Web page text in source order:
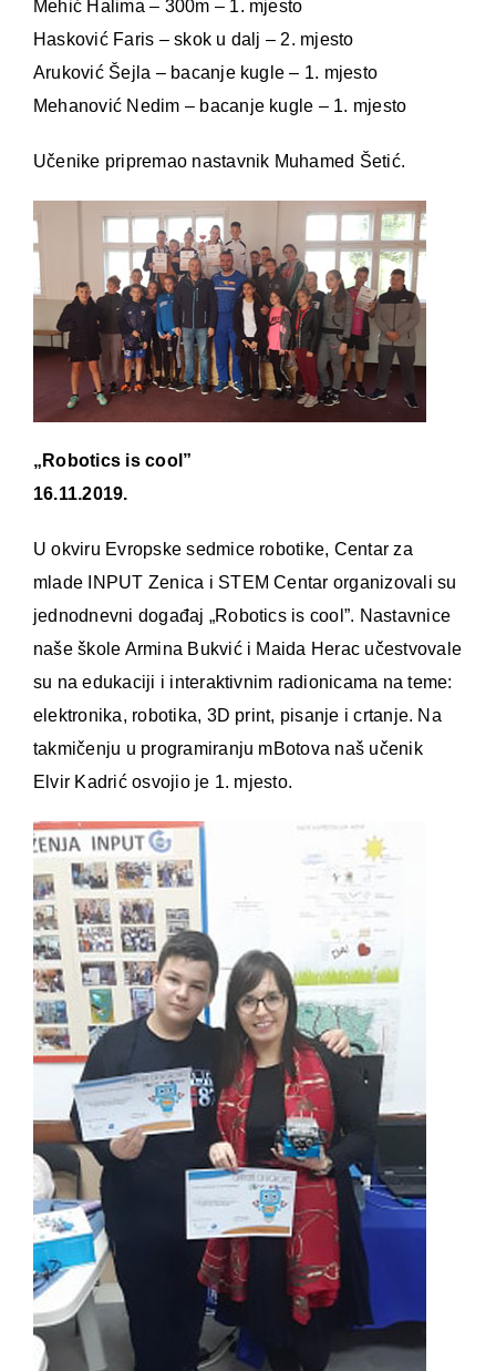
Mehić Halima – 300m – 1. mjesto
Hasković Faris – skok u dalj – 2. mjesto
Aruković Šejla – bacanje kugle – 1. mjesto
Mehanović Nedim – bacanje kugle – 1. mjesto
Učenike pripremao nastavnik Muhamed Šetić.
„Robotics is cool”
16.11.2019.
U okviru Evropske sedmice robotike, Centar za
mlade INPUT Zenica i STEM Centar organizovali su
jednodnevni događaj „Robotics is cool”. Nastavnice
naše škole Armina Bukvić i Maida Herac učestvovale
su na edukaciji i interaktivnim radionicama na teme:
elektronika, robotika, 3D print, pisanje i crtanje. Na
takmičenju u programiranju mBotova naš učenik
Elvir Kadrić osvojio je 1. mjesto.